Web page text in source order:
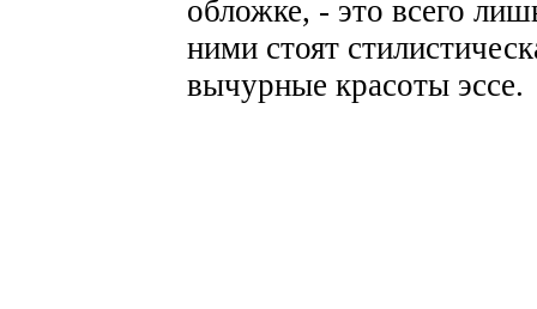
обложке, - это всего
ними стоят
вычурные красоты эссе.